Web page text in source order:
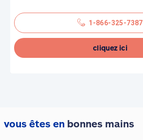
1-866-325-7387
cliquez ici
vous êtes en bonnes mains